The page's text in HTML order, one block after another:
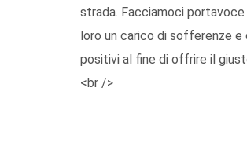
strada. Facciamoci
loro un carico di sofferenze e
positivi al fine di offrire il
<br />